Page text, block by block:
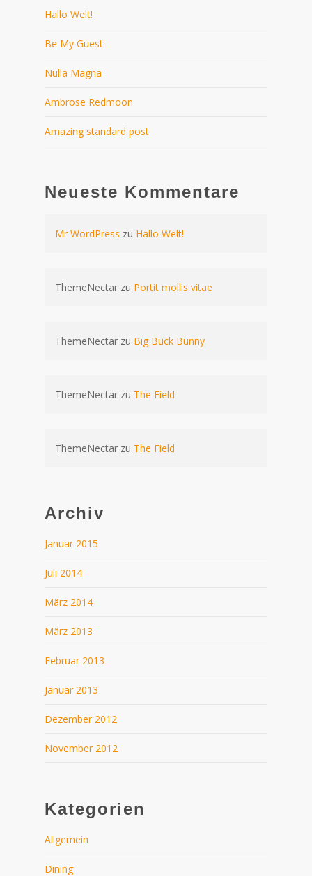
Hallo Welt!
Be My Guest
Nulla Magna
Ambrose Redmoon
Amazing standard post
Neueste Kommentare
Mr WordPress zu Hallo Welt!
ThemeNectar zu Portit mollis vitae
ThemeNectar zu Big Buck Bunny
ThemeNectar zu The Field
ThemeNectar zu The Field
Archiv
Januar 2015
Juli 2014
März 2014
März 2013
Februar 2013
Januar 2013
Dezember 2012
November 2012
Kategorien
Allgemein
Dining